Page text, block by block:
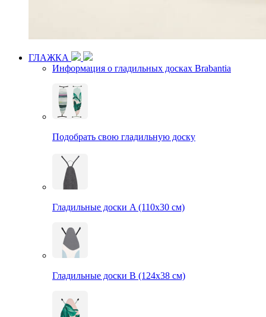
ГЛАЖКА
Информация о гладильных досках Brabantia
Подобрать свою гладильную доску
Гладильные доски A (110х30 см)
Гладильные доски B (124х38 см)